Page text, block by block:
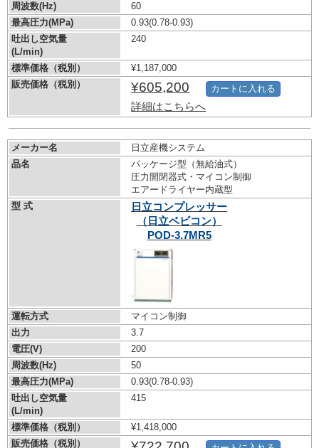
周波数(Hz)
60
最高圧力(MPa)
0.93(0.78-0.93)
吐出し空気量
(L/min)
240
標準価格（税別）
¥1,187,000
販売価格（税別）
¥605,200
詳細はこちらへ
カートに入れる
メーカー名
日立産機システム
品名
パッケージ型（無給油式）
圧力開閉器式・マイコン制御
エアードライヤー内蔵型
型 式
日立コンプレッサー
（日立ベビコン）
POD-3.7MR5
運転方式
マイコン制御
出力
3.7
電圧(V)
200
周波数(Hz)
50
最高圧力(MPa)
0.93(0.78-0.93)
吐出し空気量
(L/min)
415
標準価格（税別）
¥1,418,000
販売価格（税別）